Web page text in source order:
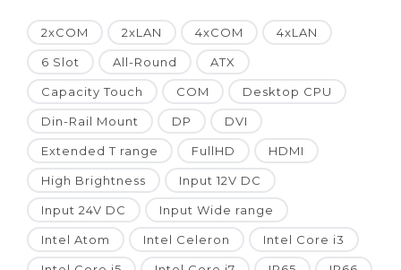
2xCOM 2xLAN 4xCOM 4xLAN
6 Slot All-Round ATX
Capacity Touch COM Desktop CPU
Din-Rail Mount DP DVI
Extended T range FullHD HDMI
High Brightness Input 12V DC
Input 24V DC Input Wide range
Intel Atom Intel Celeron Intel Core i3